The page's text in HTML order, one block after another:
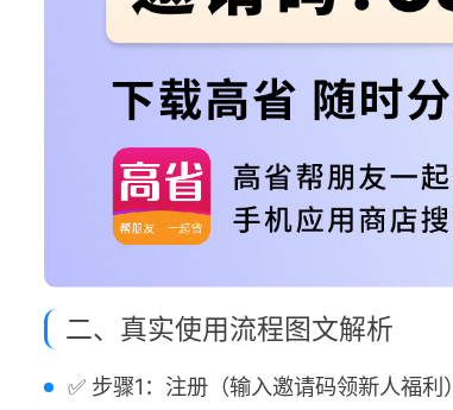
二、真实使用流程图文解析
✅ 步骤1：注册（输入邀请码领新人福利）